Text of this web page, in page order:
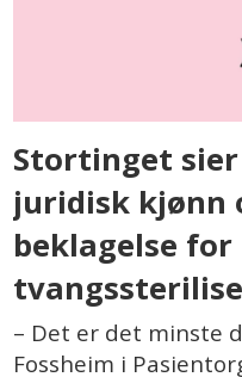
Stortinget
juridisk kjønn
beklagelse for
– Det er det minste
Fossheim i